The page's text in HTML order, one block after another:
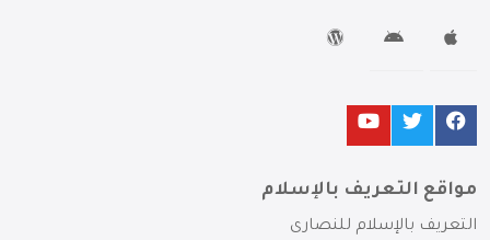
مواقع التعريف بالإسلام
التعريف بالإسلام للنصارى